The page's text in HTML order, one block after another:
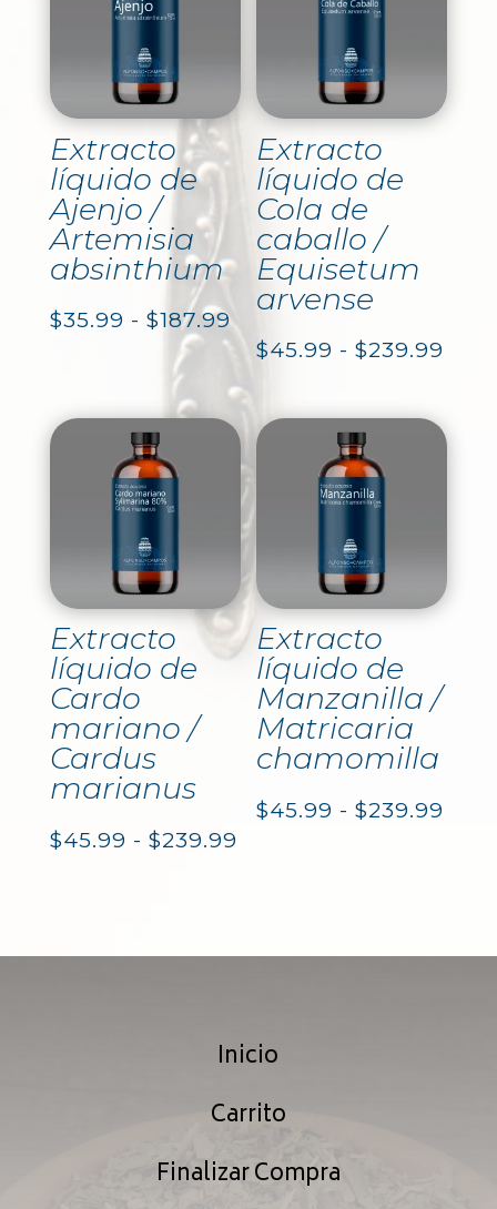
Extracto
líquido de
Ajenjo /
Artemisia
absinthium
$35.99 - $187.99Rango
de
precios:
desde
$35.99
hasta
$187.99
Extracto
líquido de
Cola de
caballo /
Equisetum
arvense
$45.99 - $239.99
Extracto
líquido de
Cardo
mariano /
Cardus
marianus
$45.99 - $239.99
hasta
$239.99
Extracto
líquido de
Manzanilla /
Matricaria
chamomilla
$45.99 - $239.99
Inicio
Carrito
Finalizar Compra